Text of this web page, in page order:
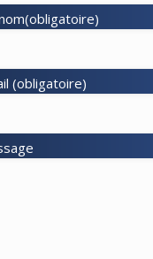
(obligatoire)